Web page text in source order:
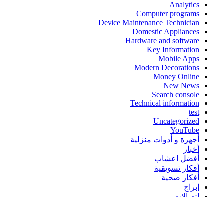
Analytics
Computer programs
Device Maintenance Technician
Domestic Appliances
Hardware and software
Key Information
Mobile Apps
Modern Decorations
Money Online
New News
Search console
Technical information
test
Uncategorized
YouTube
أجهرة و أدوات منزلية
أخبار
أفضل اعشاب
أفكار تسويقية
أفكار صحية
ابراج